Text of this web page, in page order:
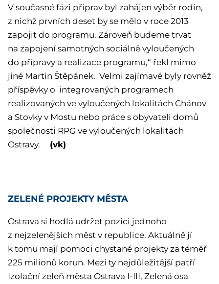
V současné fázi příprav byl zahájen výběr rodin,
z nichž prvních deset by se mělo v roce 2013
zapojit do programu. Zároveň budeme trvat
na zapojení samotných sociálně vyloučených
do přípravy a realizace programu,“ řekl mimo
jiné Martin Štěpánek. Velmi zajímavé byly rovněž
příspěvky o integrovaných programech
realizovaných ve vyloučených lokalitách Chánov
a Stovky v Mostu nebo práce s obyvateli domů
společnosti RPG ve vyloučených lokalitách
Ostravy. (vk)
ZELENÉ PROJEKTY MĚSTA
Ostrava si hodlá udržet pozici jednoho
z nejzelenějších měst v republice. Aktuálně jí
k tomu mají pomoci chystané projekty za téměř
225 milionů korun. Mezi ty nejdůležitější patří
Izolační zeleň města Ostrava I-III, Zelená osa